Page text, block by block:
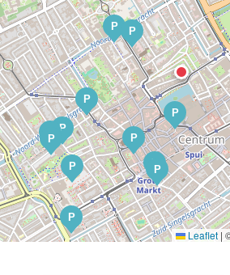
P
P
P
P
P
P
P
P
P
P
P
P
Leaflet |